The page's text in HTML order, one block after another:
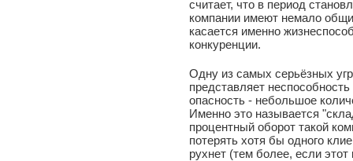
считает, что в период
компании имеют немало
касается именно
конкуренции.
Одну из самых серьёзных
представляет
опасность - небольшое
Именно это называется
процентный оборот такой
потерять хотя бы одного
рухнет (тем более, если